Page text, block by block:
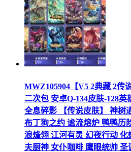
MWZ105904【V5 2典藏 2传
二次包 安卓Q-134皮肤-128
全息碎影 【传说皮肤】 神树
布丁狗之约 谧流熔炉 鸭鸭历
浪烽翎 江河有灵 幻夜行动
夫厨神 女仆咖啡 鹰眼统帅